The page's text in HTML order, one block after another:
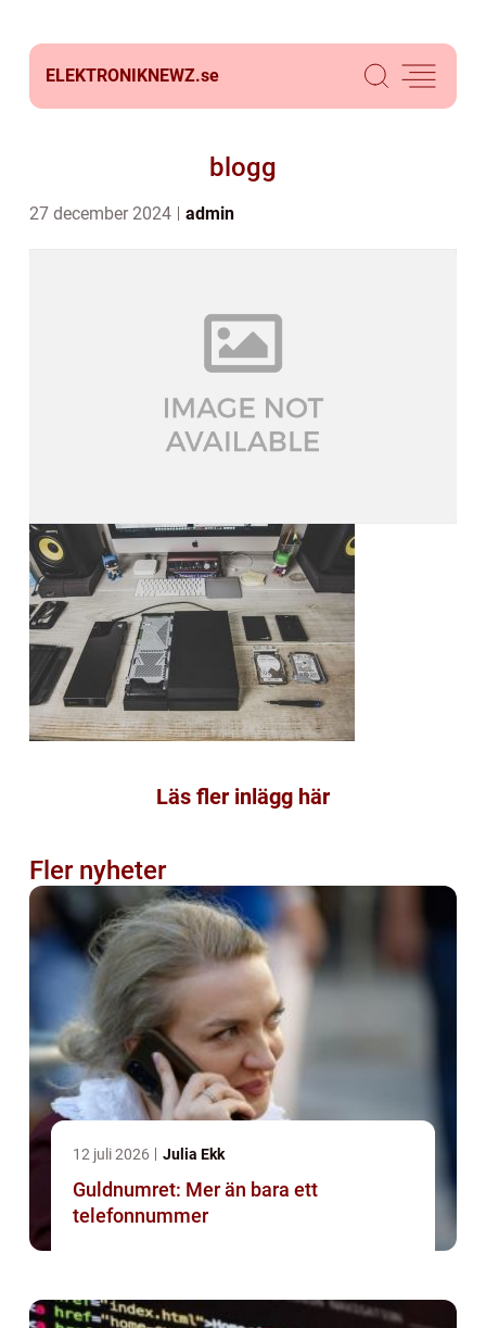
ELEKTRONIKNEWZ.se
blogg
27 december 2024 admin
Läs fler inlägg här
Fler nyheter
12 juli 2026 Julia Ekk
Guldnumret: Mer än bara ett
telefonnummer